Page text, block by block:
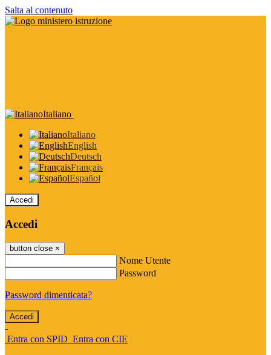
Salta al contenuto
Italiano
Italiano
English
Deutsch
Français
Español
Accedi
Accedi
button close ×
Nome Utente
Password
Password dimenticata?
-
Entra con SPID Entra con CIE